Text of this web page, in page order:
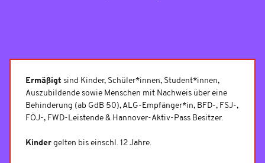
Ermäßigt sind Kinder, Schüler*innen, Student*innen,
Auszubildende sowie Menschen mit Nachweis über eine
Behinderung (ab GdB 50), ALG-Empfänger*in, BFD-, FSJ-,
FÖJ-, FWD-Leistende & Hannover-Aktiv-Pass Besitzer.
Kinder gelten bis einschl. 12 Jahre.